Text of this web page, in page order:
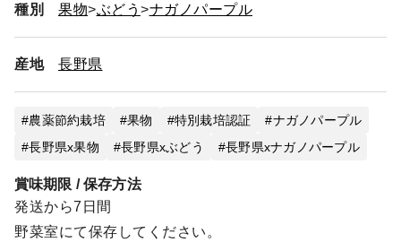
種別 果物 ぶどう ナガノパープル
産地 長野県
農薬節約栽培 果物 特別栽培認証
ナガノパープル
長野県x果物
長野県xぶどう 長野県xナガノパープル
賞味期限 / 保存方法
発送から7日間
野菜室にて保存してください。